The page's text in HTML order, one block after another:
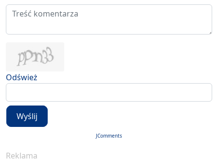
Odśwież
Wyślij
JComments
Reklama